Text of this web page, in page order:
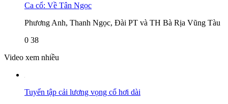
Ca cổ: Về Tân Ngọc
Phương Anh, Thanh Ngọc, Đài PT và TH Bà Rịa Vũng Tàu
0 38
Video xem nhiều
Tuyển tập cải lương vọng cổ hơi dài